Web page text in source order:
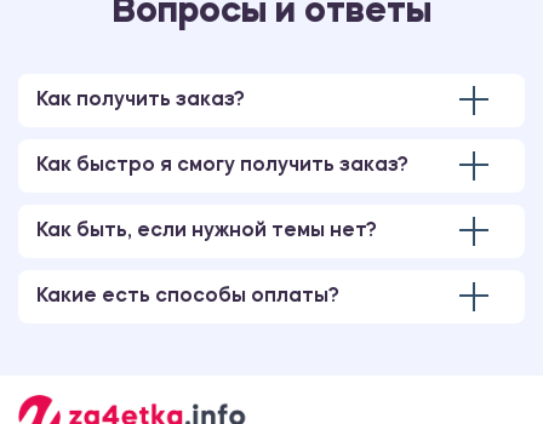
Вопросы и ответы
Как получить заказ?
Как быстро я смогу получить заказ?
Как быть, если нужной темы нет?
Какие есть способы оплаты?